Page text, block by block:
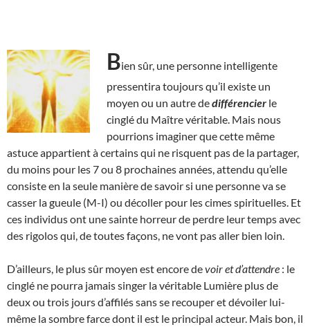
Bien sûr, une personne intelligente
pressentira toujours qu’il existe un
moyen ou un autre dedifférencier le
cinglé du Maître véritable. Mais nous
pourrions imaginer que cette même
astuce appartient à certains qui ne risquent pas de la partager,
du moins pour les 7 ou 8 prochaines années, attendu qu’elle
consiste en la seule manière de savoir si une personne va se
casser la gueule (M-I) ou décoller pour les cimes spirituelles. Et
ces individus ont une sainte horreur de perdre leur temps avec
des rigolos qui, de toutes façons, ne vont pas aller bien loin.
D’ailleurs, le plus sûr moyen est encore devoir et d’attendre : le
cinglé ne pourra jamais singer la véritable Lumière plus de
deux ou trois jours d’affilés sans se recouper et dévoiler lui-
même la sombre farce dont il est le principal acteur. Mais bon, il